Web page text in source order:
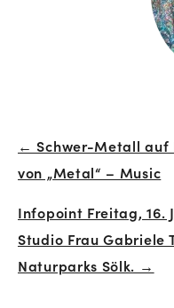
Beitrags-
← Schwer-Metall auf
von „Metal“ – Music
Infopoint Freitag, 16.
Studio Frau Gabriele
Naturparks Sölk. →